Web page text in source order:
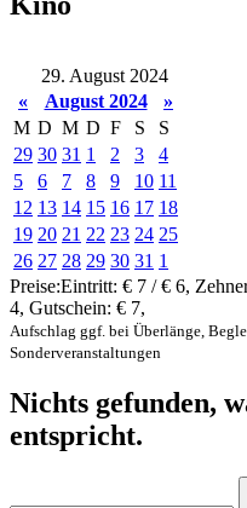
29. August 2024
«
August 2024
»
M D M D F S
S
29 30 31 1 2 3
4
5
6 7 8 9 10 11
12 13 14 15 16 17 18
19 20 21 22 23 24 25
26 27 28 29 30 31 1
Preise:Eintritt: € 7 / € 6,
4, Gutschein: € 7,
Aufschlag ggf. bei Überlänge,
Sonderveranstaltungen
Nichts gefunden,
entspricht.